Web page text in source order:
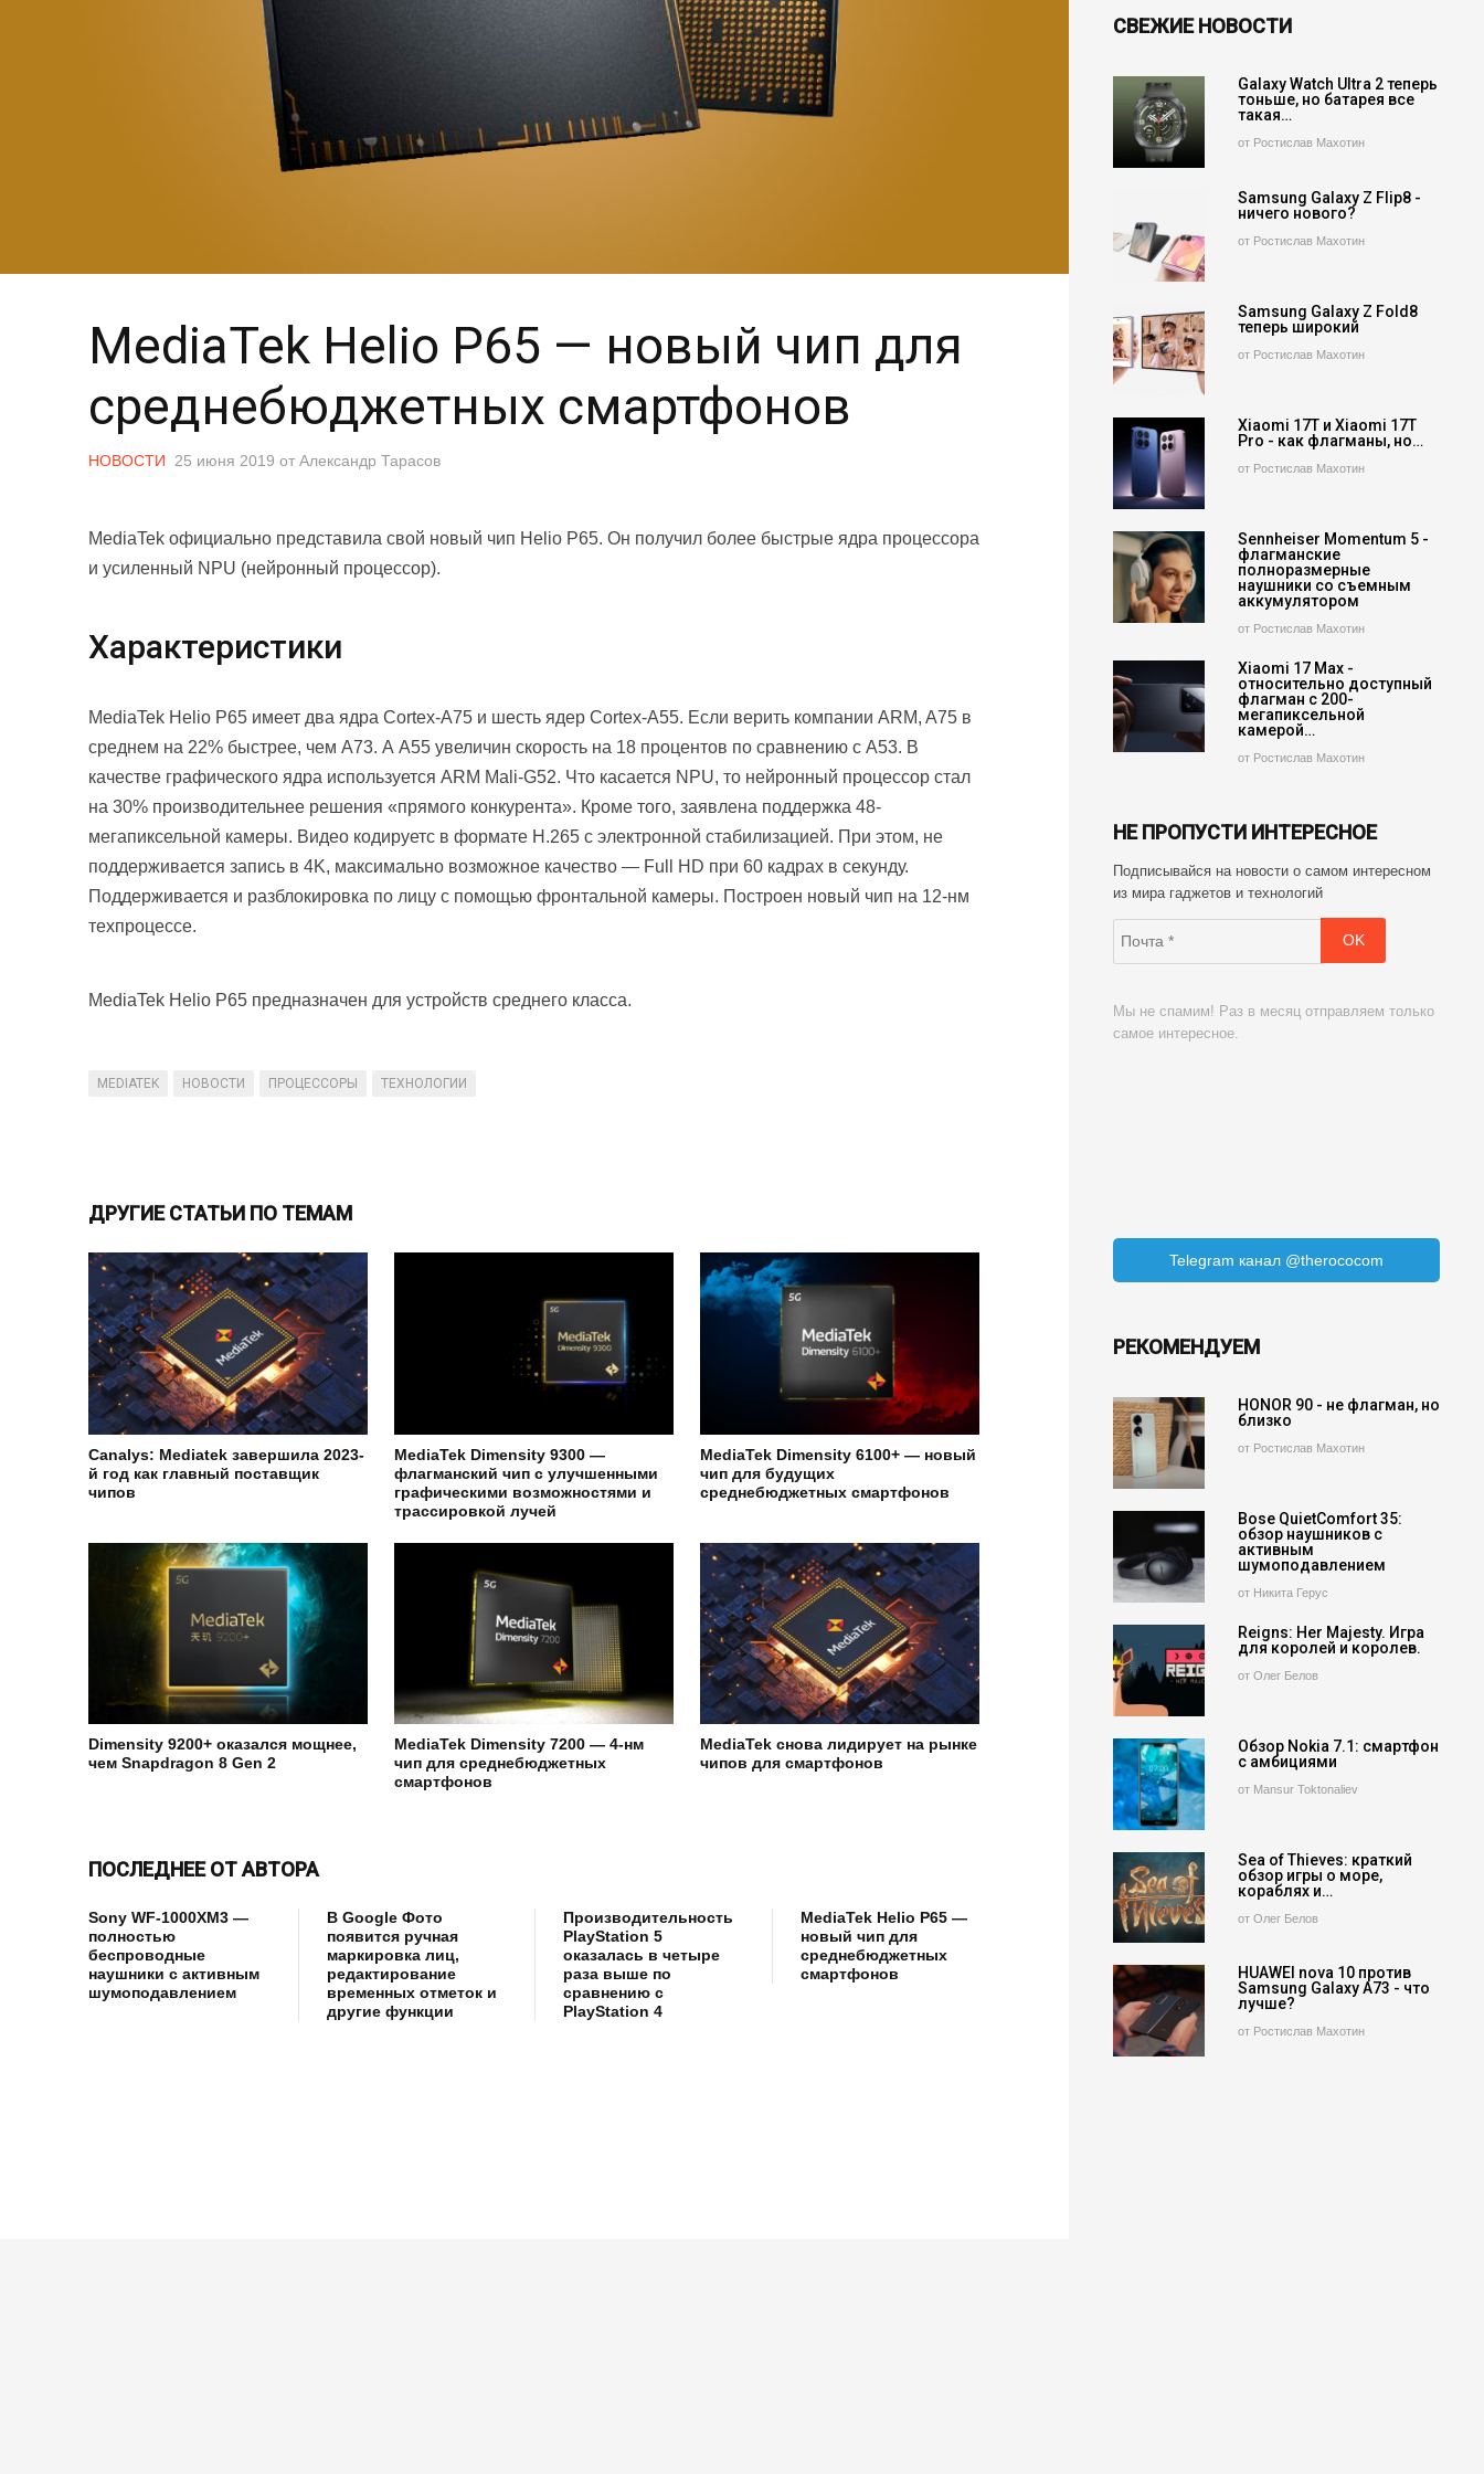
MediaTek Helio P65 — новый чип для
среднебюджетных смартфонов
НОВОСТИ 25 июня 2019 от Александр Тарасов
MediaTek официально представила свой новый чип Helio P65. Он получил более быстрые ядра процессора
и усиленный NPU (нейронный процессор).
Характеристики
MediaTek Helio P65 имеет два ядра Cortex-A75 и шесть ядер Cortex-A55. Если верить компании ARM, A75 в
среднем на 22% быстрее, чем A73. А A55 увеличин скорость на 18 процентов по сравнению с A53. В
качестве графического ядра используется ARM Mali-G52. Что касается NPU, то нейронный процессор стал
на 30% производительнее решения «прямого конкурента». Кроме того, заявлена поддержка 48-
мегапиксельной камеры. Видео кодируетс в формате H.265 с электронной стабилизацией. При этом, не
поддерживается запись в 4K, максимально возможное качество — Full HD при 60 кадрах в секунду.
Поддерживается и разблокировка по лицу с помощью фронтальной камеры. Построен новый чип на 12-нм
техпроцессе.
MediaTek Helio P65 предназначен для устройств среднего класса.
MEDIATEK НОВОСТИ ПРОЦЕССОРЫ ТЕХНОЛОГИИ
ДРУГИЕ СТАТЬИ ПО ТЕМАМ
Canalys: Mediatek завершила 2023-
й год как главный поставщик
чипов
MediaTek Dimensity 9300 —
флагманский чип с улучшенными
графическими возможностями и
трассировкой лучей
MediaTek Dimensity 6100+ — новый
чип для будущих
среднебюджетных смартфонов
Dimensity 9200+ оказался мощнее,
чем Snapdragon 8 Gen 2
MediaTek Dimensity 7200 — 4-нм
чип для среднебюджетных
смартфонов
MediaTek снова лидирует на рынке
чипов для смартфонов
ПОСЛЕДНЕЕ ОТ АВТОРА
Sony WF-1000XM3 —
полностью
беспроводные
наушники с активным
шумоподавлением
В Google Фото
появится ручная
маркировка лиц,
редактирование
временных отметок и
другие функции
Производительность
PlayStation 5
оказалась в четыре
раза выше по
сравнению с
PlayStation 4
MediaTek Helio P65 —
новый чип для
среднебюджетных
смартфонов
СВЕЖИЕ НОВОСТИ
Galaxy Watch Ultra 2 теперь
тоньше, но батарея все
такая…
от Ростислав Махотин
Samsung Galaxy Z Flip8 -
ничего нового?
от Ростислав Махотин
Samsung Galaxy Z Fold8
теперь широкий
от Ростислав Махотин
Xiaomi 17T и Xiaomi 17T
Pro - как флагманы, но…
от Ростислав Махотин
Sennheiser Momentum 5 -
флагманские
полноразмерные
наушники со съемным
аккумулятором
от Ростислав Махотин
Xiaomi 17 Max -
относительно доступный
флагман с 200-
мегапиксельной
камерой…
от Ростислав Махотин
НЕ ПРОПУСТИ ИНТЕРЕСНОЕ
Подписывайся на новости о самом интересном
из мира гаджетов и технологий
Мы не спамим! Раз в месяц отправляем только
самое интересное.
Telegram канал @therococom
РЕКОМЕНДУЕМ
HONOR 90 - не флагман, но
близко
от Ростислав Махотин
Bose QuietComfort 35:
обзор наушников с
активным
шумоподавлением
от Никита Герус
Reigns: Her Majesty. Игра
для королей и королев.
от Олег Белов
Обзор Nokia 7.1: смартфон
с амбициями
от Mansur Toktonaliev
Sea of Thieves: краткий
обзор игры о море,
кораблях и…
от Олег Белов
HUAWEI nova 10 против
Samsung Galaxy A73 - что
лучше?
от Ростислав Махотин